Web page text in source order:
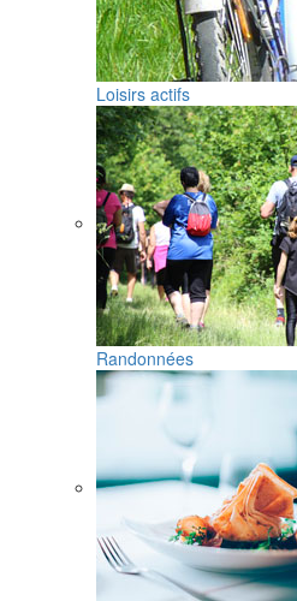
Loisirs actifs
Randonnées